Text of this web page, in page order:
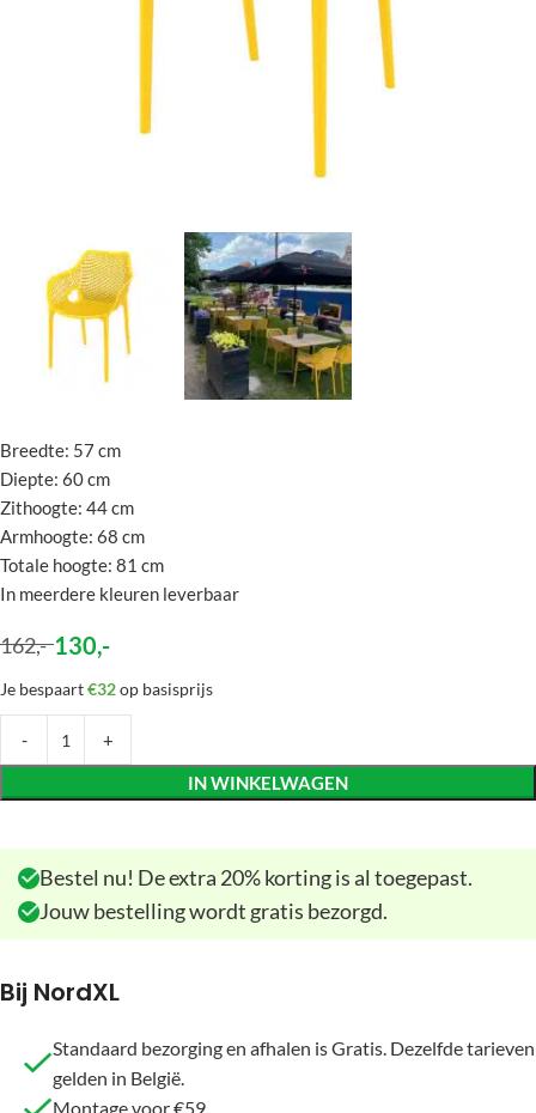
Breedte: 57 cm
Diepte: 60 cm
Zithoogte: 44 cm
Armhoogte: 68 cm
Totale hoogte: 81 cm
In meerdere kleuren leverbaar
162,- 130,-
Je bespaart€32op basisprijs
IN WINKELWAGEN
Bestel nu! De extra 20% korting is al toegepast.
Jouw bestelling wordt gratis bezorgd.
Bij NordXL
Standaard bezorging en afhalen is Gratis. Dezelfde tarieven
gelden in België.
Montage voor €59.